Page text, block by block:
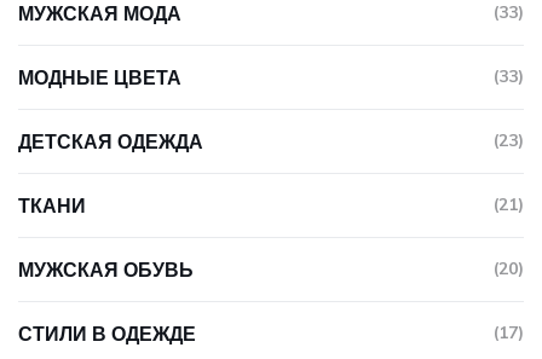
МУЖСКАЯ МОДА (33)
МОДНЫЕ ЦВЕТА (33)
ДЕТСКАЯ ОДЕЖДА (23)
ТКАНИ (21)
МУЖСКАЯ ОБУВЬ (20)
СТИЛИ В ОДЕЖДЕ (17)